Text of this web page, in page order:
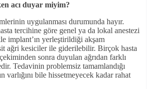
acı duyar miyim?
uygulanması durumunda hayır.
tercihine göre genel ya da lokal anestezi
implant’ın yerleştirildiği akşam
ağri kesiciler ile giderilebilir. Birçok hasta
sonra duyulan ağrıdan farklı
Tedavinin problemsiz tamamlandığı
varlığını bile hissetmeyecek kadar rahat